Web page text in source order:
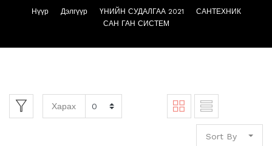
Нүүр Дэлгүүр ҮНИЙН СУДАЛГАА 2021
САНТЕХНИК
САН ГАН СИСТЕМ
Харах
Sort By